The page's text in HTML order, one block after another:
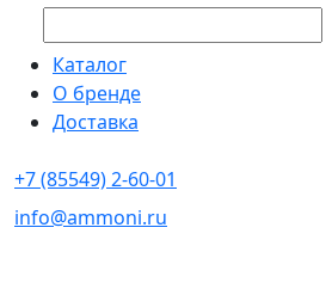
Каталог
О бренде
Доставка
+7 (85549) 2-60-01
info@ammoni.ru